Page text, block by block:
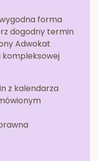
forma
dogodny termin
Adwokat
kompleksowej
z kalendarza